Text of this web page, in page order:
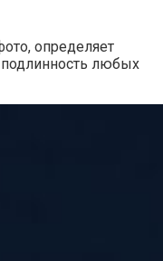
определяет
любых